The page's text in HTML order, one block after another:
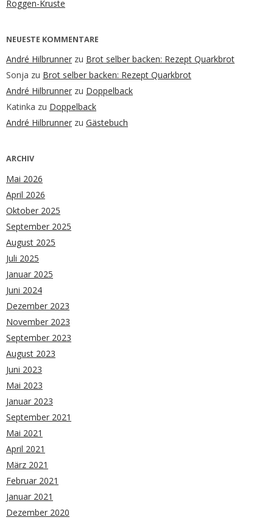
Roggen-Kruste
NEUESTE KOMMENTARE
André Hilbrunner zu Brot selber backen: Rezept Quarkbrot
Sonja zu Brot selber backen: Rezept Quarkbrot
André Hilbrunner zu Doppelback
Katinka zu Doppelback
André Hilbrunner zu Gästebuch
ARCHIV
Mai 2026
April 2026
Oktober 2025
September 2025
August 2025
Juli 2025
Januar 2025
Juni 2024
Dezember 2023
November 2023
September 2023
August 2023
Juni 2023
Mai 2023
Januar 2023
September 2021
Mai 2021
April 2021
März 2021
Februar 2021
Januar 2021
Dezember 2020